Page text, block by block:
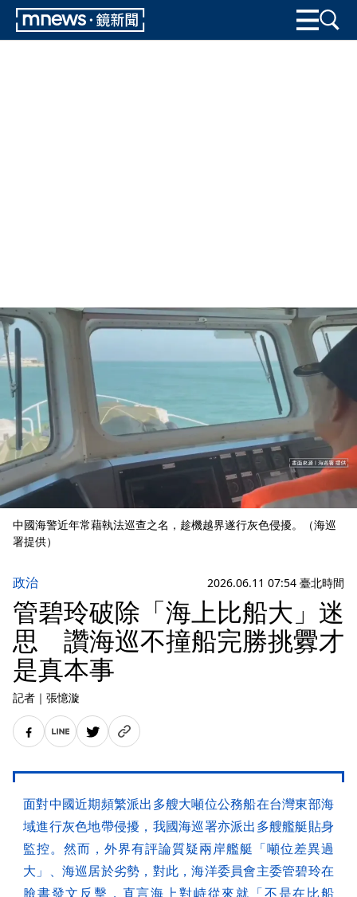
中國海警近年常藉執法巡查之名，趁機越界遂行灰色侵擾。（海巡
署提供）
政治 2026.06.11 07:54 臺北時間
管碧玲破除「海上比船大」迷
思 讚海巡不撞船完勝挑釁才
是真本事
記者 ｜ 張憶漩
面對中國近期頻繁派出多艘大噸位公務船在台灣東部海
域進行灰色地帶侵擾，我國海巡署亦派出多艘艦艇貼身
監控。然而，外界有評論質疑兩岸艦艇「噸位差異過
大」、海巡居於劣勢，對此，海洋委員會主委管碧玲在
臉書發文反擊，直言海上對峙從來就「不是在比船